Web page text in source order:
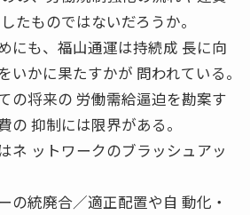
たものではないだろうか。
にも、福山通運は持続成 長に向
いかに果たすかが 問われている。
の将来の 労働需給逼迫を勘案す
の 抑制には限界がある。
ネ ットワークのブラッシュアッ
の統廃合／適正配置や自 動化・